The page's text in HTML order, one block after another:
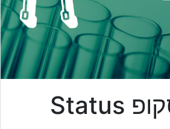
סטטוס סקופ Status